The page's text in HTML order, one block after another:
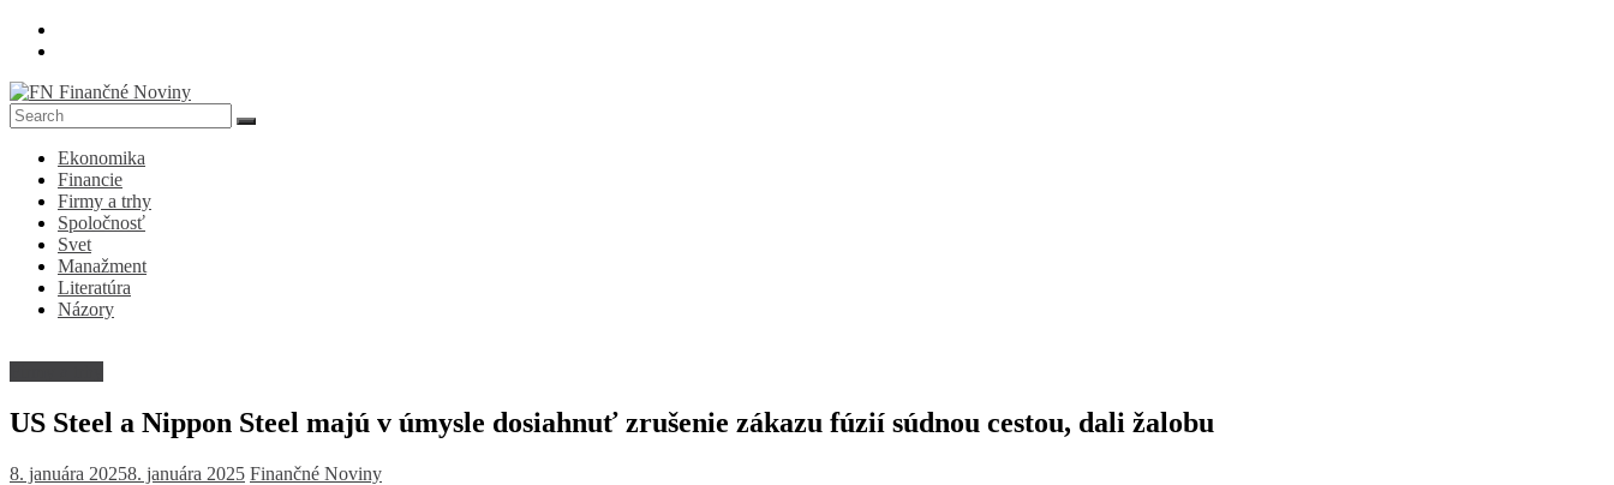
Skip
FN
Finančné
Noviny
Denník
ekonomike
spoločnosti
Ekonomika
Financie
Firmy a trhy
Spoločnosť
Svet
Manažment
Literatúra
Názory
US Steel a Nippon Steel majú v úmysle dosiahnuť zrušenie zákazu fúzií súdnou cestou, dali žalobu
8. januára 20258. januára 2025 Finančné Noviny